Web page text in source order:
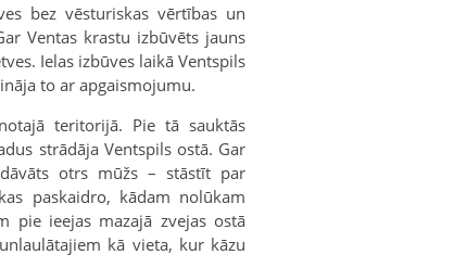
bez vēsturiskas vērtības un
Ventas krastu izbūvēts jauns
Ielas izbūves laikā Ventspils
to ar apgaismojumu.
teritorijā. Pie tā sauktās
strādāja Ventspils ostā. Gar
otrs mūžs – stāstīt par
paskaidro, kādam nolūkam
pie ieejas mazajā zvejas ostā
kā vieta, kur kāzu